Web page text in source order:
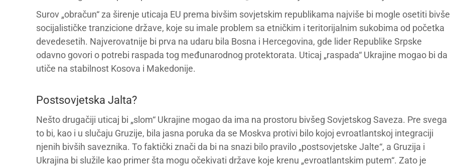
Surov „obračun“ za širenje uticaja EU prema bivšim sovjetskim republikama najviše bi mogle osetiti bivše
socijalističke tranzicione države, koje su imale problem sa etničkim i teritorijalnim sukobima od početka
devedesetih. Najverovatnije bi prva na udaru bila Bosna i Hercegovina, gde lider Republike Srpske
odavno govori o potrebi raspada tog međunarodnog protektorata. Uticaj „raspada“ Ukrajine mogao bi da
utiče na stabilnost Kosova i Makedonije.
Postsovjetska Jalta?
Nešto drugačiji uticaj bi „slom“ Ukrajine mogao da ima na prostoru bivšeg Sovjetskog Saveza. Pre svega
to bi, kao i u slučaju Gruzije, bila jasna poruka da se Moskva protivi bilo kojoj evroatlantskoj integraciji
njenih bivših saveznika. To faktički znači da bi na snazi bilo pravilo „postsovjetske Jalte“, a Gruzija i
Ukrajina bi služile kao primer šta mogu očekivati države koje krenu „evroatlantskim putem“. Zato je